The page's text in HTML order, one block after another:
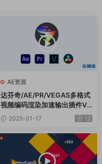
AE资源
达芬奇/AE/PR/VEGAS多格式
视频编码渲染加速输出插件Vo
ukoder Pro V2.0.5 Win中文
版
2025-01-17 12